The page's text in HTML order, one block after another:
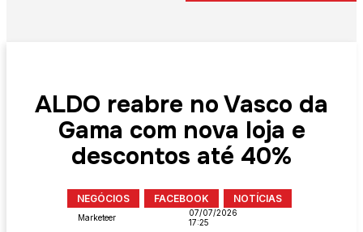
ALDO reabre no Vasco da
Gama com nova loja e
descontos até 40%
NEGÓCIOS FACEBOOK NOTÍCIAS
Marketeer
07/07/2026
17:25